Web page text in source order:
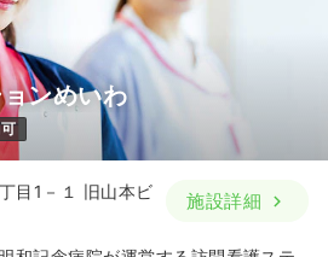
ンめいわ
目1－１ 旧山本ビ
施設詳細